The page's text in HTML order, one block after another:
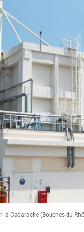
à Cadarache (Bouches-du-